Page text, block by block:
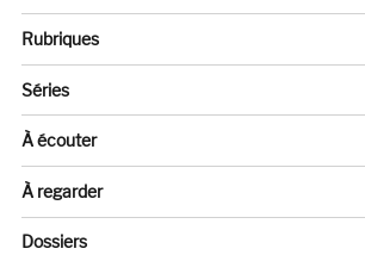
Rubriques
Séries
À écouter
À regarder
Dossiers